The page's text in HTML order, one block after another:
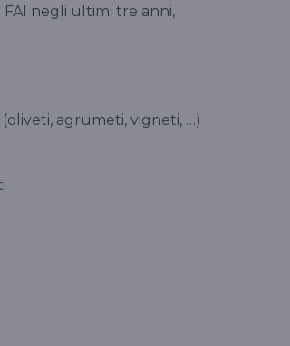
FAI negli ultimi tre anni,
agrumeti, vigneti, …)